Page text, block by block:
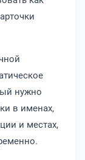
нужно
в именах,
и местах,